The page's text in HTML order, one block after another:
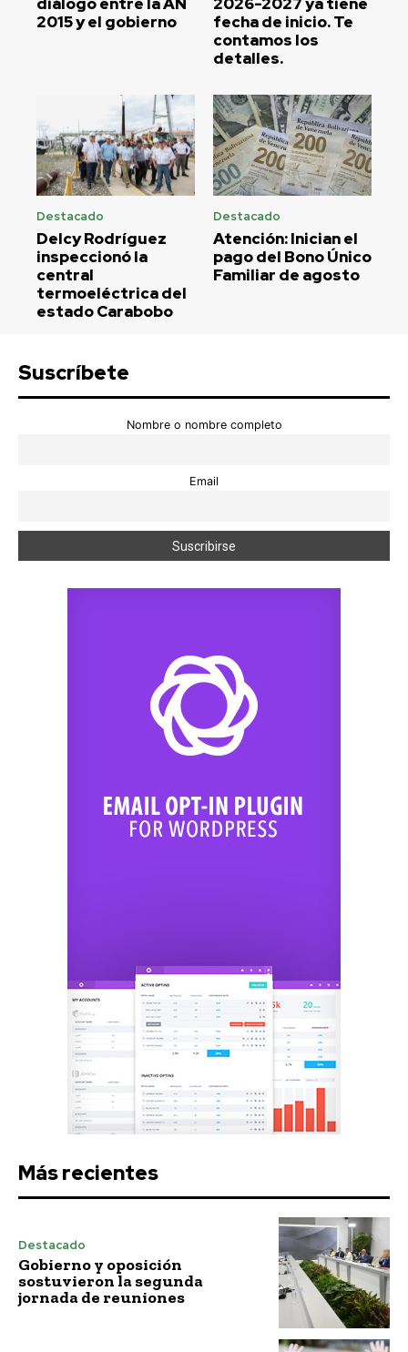
2015 y el gobierno
fecha de inicio. Te
contamos los
detalles.
Destacado
Delcy Rodríguez
inspeccionó la
central
termoeléctrica del
estado Carabobo
Destacado
Atención: Inician el
pago del Bono Único
Familiar de agosto
Suscríbete
Nombre o nombre completo
Email
Más recientes
Destacado
Gobierno y oposición
sostuvieron la segunda
jornada de reuniones